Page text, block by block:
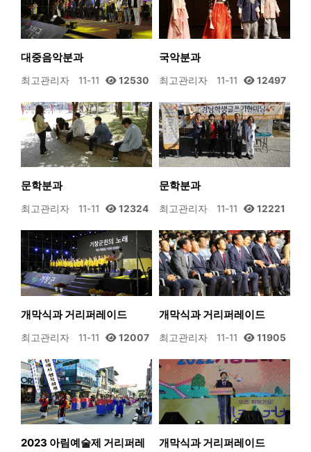
대중음악분과
최고관리자 11-11 12530
국악분과
최고관리자 11-11 12497
문학분과
최고관리자 11-11 12324
문학분과
최고관리자 11-11 12221
개막식과 거리퍼레이드
최고관리자 11-11 12007
개막식과 거리퍼레이드
최고관리자 11-11 11905
2023 아림예술제 거리퍼레
개막식과 거리퍼레이드